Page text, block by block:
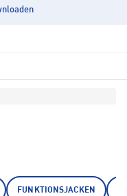
FUNKTIONSJACKEN